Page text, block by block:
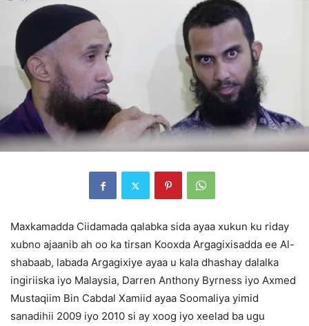
Maxkamadda Ciidamada qalabka sida ayaa xukun ku riday
xubno ajaanib ah oo ka tirsan Kooxda Argagixisadda ee Al-
shabaab, labada Argagixiye ayaa u kala dhashay dalalka
ingiriiska iyo Malaysia, Darren Anthony Byrness iyo Axmed
Mustaqiim Bin Cabdal Xamiid ayaa Soomaliya yimid
sanadihii 2009 iyo 2010 si ay xoog iyo xeelad ba ugu